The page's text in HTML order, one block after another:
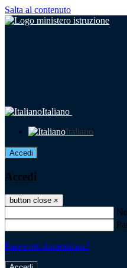
Salta al contenuto
Italiano
Italiano
Accedi
Accedi
button close ×
Password dimenticata?